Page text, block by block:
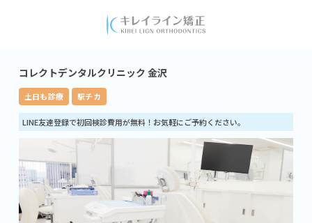
コレクトデンタルクリニック 金沢
土日も診療 駅チカ
LINE友達登録で初回検診費用が無料！お気軽にご予約ください。